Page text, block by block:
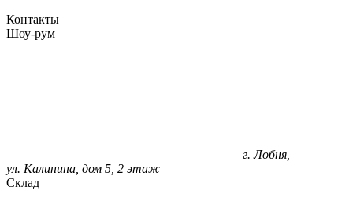
Контакты
Шоу-рум
г. Лобня,
ул. Калинина, дом 5, 2 этаж
Склад